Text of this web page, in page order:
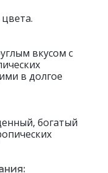
вкусом с
в долгое
богатый